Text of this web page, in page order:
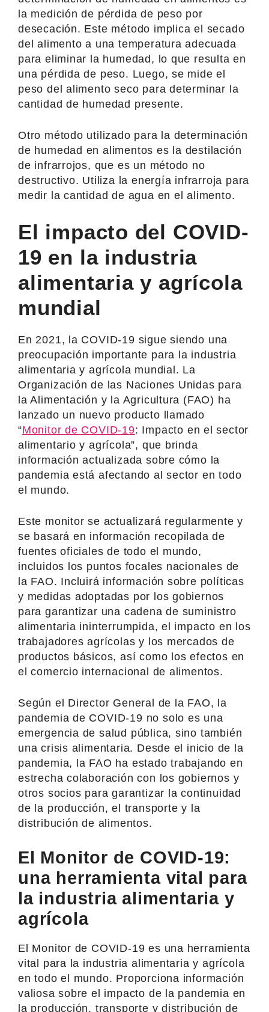
la medición de pérdida de peso por
desecación. Este método implica el secado
del alimento a una temperatura adecuada
para eliminar la humedad, lo que resulta en
una pérdida de peso. Luego, se mide el
peso del alimento seco para determinar la
cantidad de humedad presente.
Otro método utilizado para la determinación
de humedad en alimentos es la destilación
de infrarrojos, que es un método no
destructivo. Utiliza la energía infrarroja para
medir la cantidad de agua en el alimento.
El impacto del COVID-
19 en la industria
alimentaria y agrícola
mundial
En 2021, la COVID-19 sigue siendo una
preocupación importante para la industria
alimentaria y agrícola mundial. La
Organización de las Naciones Unidas para
la Alimentación y la Agricultura (FAO) ha
lanzado un nuevo producto llamado
“Monitor de COVID-19: Impacto en el sector
alimentario y agrícola”, que brinda
información actualizada sobre cómo la
pandemia está afectando al sector en todo
el mundo.
Este monitor se actualizará regularmente y
se basará en información recopilada de
fuentes oficiales de todo el mundo,
incluidos los puntos focales nacionales de
la FAO. Incluirá información sobre políticas
y medidas adoptadas por los gobiernos
para garantizar una cadena de suministro
alimentaria ininterrumpida, el impacto en los
trabajadores agrícolas y los mercados de
productos básicos, así como los efectos en
el comercio internacional de alimentos.
Según el Director General de la FAO, la
pandemia de COVID-19 no solo es una
emergencia de salud pública, sino también
una crisis alimentaria. Desde el inicio de la
pandemia, la FAO ha estado trabajando en
estrecha colaboración con los gobiernos y
otros socios para garantizar la continuidad
de la producción, el transporte y la
distribución de alimentos.
El Monitor de COVID-19:
una herramienta vital para
la industria alimentaria y
agrícola
El Monitor de COVID-19 es una herramienta
vital para la industria alimentaria y agrícola
en todo el mundo. Proporciona información
valiosa sobre el impacto de la pandemia en
la producción, transporte y distribución de